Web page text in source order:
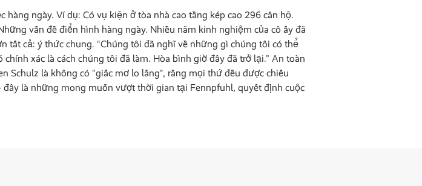
ngày. Ví dụ: Có vụ kiện ở tòa nhà cao tầng kép cao 296 căn hộ.
vấn đề điển hình hàng ngày. Nhiều năm kinh nghiệm của cô ấy đã
tất cả: ý thức chung. “Chúng tôi đã nghĩ về những gì chúng tôi có thể
xác là cách chúng tôi đã làm. Hòa bình giờ đây đã trở lại.” An toàn
Schulz là không có "giấc mơ lo lắng", rằng mọi thứ đều được chiếu
là những mong muốn vượt thời gian tại Fennpfuhl, quyết định cuộc